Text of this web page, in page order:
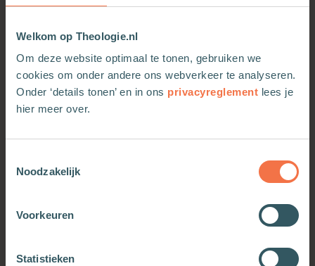
Welkom op Theologie.nl
Om deze website optimaal te tonen, gebruiken we
cookies om onder andere ons webverkeer te analyseren.
Onder ‘details tonen’ en in ons privacyreglement lees je
hier meer over.
Noodzakelijk
Voorkeuren
Statistieken
Leven zonder ouders Verder zonder jou
Meer informatie